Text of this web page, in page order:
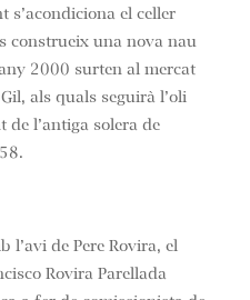
s’acondiciona el celler
construeix una nova nau
2000 surten al mercat
als quals seguirà l’oli
de l’antiga solera de
l’avi de Pere Rovira, el
Rovira Parellada